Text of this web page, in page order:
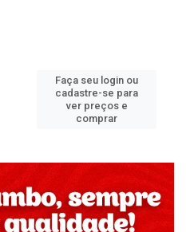
Faça seu login ou
cadastre-se para
ver preços e
comprar